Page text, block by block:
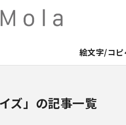
絵文字/コピ
ズ」の記事一覧